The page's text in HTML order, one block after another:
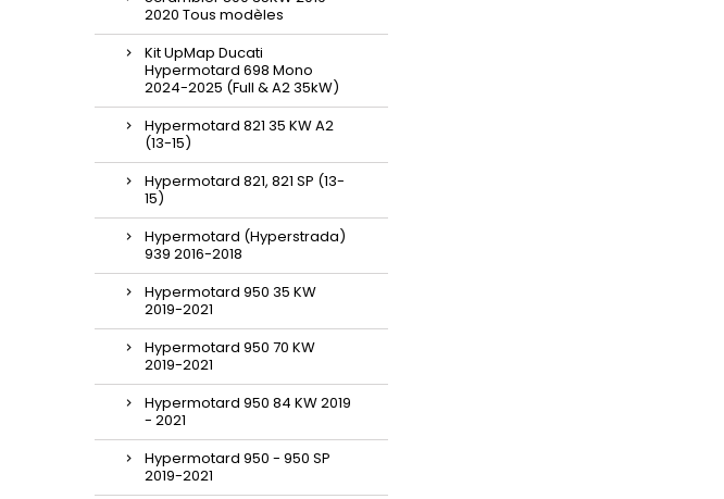
2020 Tous modèles
Kit UpMap Ducati
Hypermotard 698 Mono
2024-2025 (Full & A2 35kW)
Hypermotard 821 35 KW A2
(13-15)
Hypermotard 821, 821 SP (13-
15)
Hypermotard (Hyperstrada)
939 2016-2018
Hypermotard 950 35 KW
2019-2021
Hypermotard 950 70 KW
2019-2021
Hypermotard 950 84 KW 2019
- 2021
Hypermotard 950 - 950 SP
2019-2021